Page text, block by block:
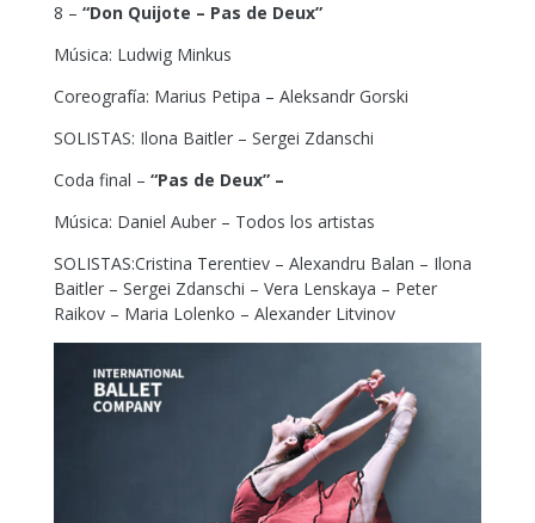
8 – “Don Quijote – Pas de Deux”
Música: Ludwig Minkus
Coreografía: Marius Petipa – Aleksandr Gorski
SOLISTAS: Ilona Baitler – Sergei Zdanschi
Coda final – “Pas de Deux” –
Música: Daniel Auber – Todos los artistas
SOLISTAS:Cristina Terentiev – Alexandru Balan – Ilona
Baitler – Sergei Zdanschi – Vera Lenskaya – Peter
Raikov – Maria Lolenko – Alexander Litvinov